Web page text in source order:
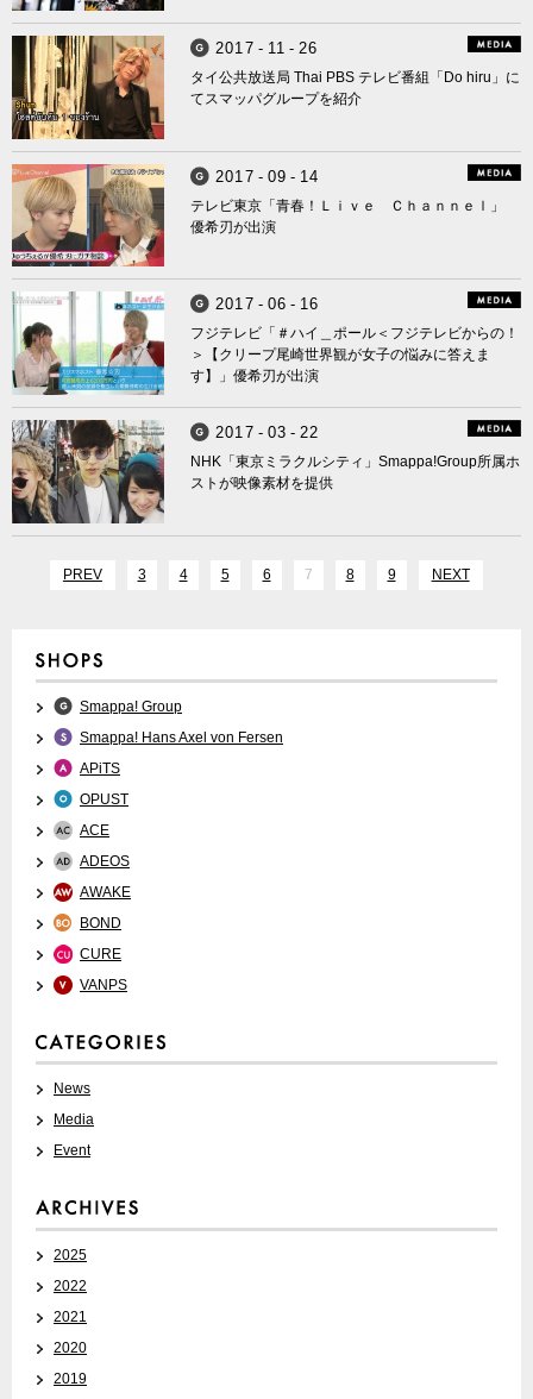
Smappa! Group
2017 - 11 - 26
タイ公共放送局 Thai PBS テレビ番組「Do hiru」に
てスマッパグループを紹介
Smappa! Group
201 7 - 09 - 1 4
テレビ東京「青春！Ｌｉｖｅ Ｃｈａｎｎｅｌ」
優希刃が出演
Smappa! Group
2017 - 06 - 16
フジテレビ「＃ハイ＿ポール＜フジテレビからの！
＞【クリープ尾崎世界観が女子の悩みに答えま
す】」優希刃が出演
Smappa! Group
201 7 - 03 - 22
NHK「東京ミラクルシティ」Smappa!Group所属ホ
ストが映像素材を提供
PREV 3 4 5 6 7 8 9 NEXT
Smappa! Group
Smappa! Hans Axel von Fersen
APiTS
OPUST
ACE
ADEOS
AWAKE
BOND
CURE
VANPS
News
Media
Event
2025
2022
2021
2020
2019